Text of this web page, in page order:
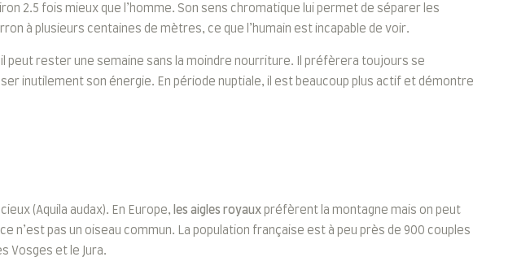
2.5 fois mieux que l’homme. Son sens chromatique lui permet de séparer les
à plusieurs centaines de mètres, ce que l’humain est incapable de voir.
il peut rester une semaine sans la moindre nourriture. Il préfèrera toujours se
inutilement son énergie. En période nuptiale, il est beaucoup plus actif et démontre
(Aquila audax). En Europe, les aigles royaux préfèrent la montagne mais on peut
n’est pas un oiseau commun. La population française est à peu près de 900 couples
Vosges et le Jura.